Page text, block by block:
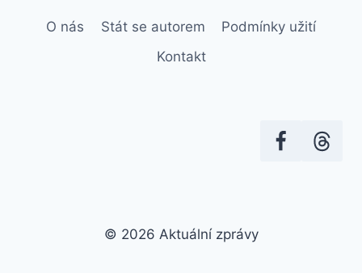
O nás Stát se autorem
Podmínky užití
Kontakt
© 2026 Aktuální zprávy